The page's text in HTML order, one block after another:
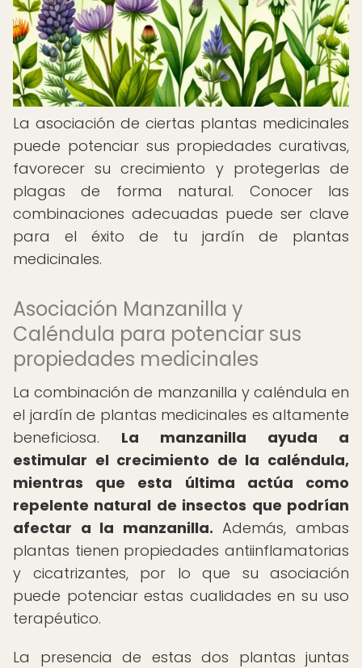
La asociación de ciertas plantas medicinales
puede potenciar sus propiedades curativas,
favorecer su crecimiento y protegerlas de
plagas de forma natural. Conocer las
combinaciones adecuadas puede ser clave
para el éxito de tu jardín de plantas
medicinales.
Asociación Manzanilla y
Caléndula para potenciar sus
propiedades medicinales
La combinación de manzanilla y caléndula en
el jardín de plantas medicinales es altamente
beneficiosa. La manzanilla ayuda a
estimular el crecimiento de la caléndula,
mientras que esta última actúa como
repelente natural de insectos que podrían
afectar a la manzanilla. Además, ambas
plantas tienen propiedades antiinflamatorias
y cicatrizantes, por lo que su asociación
puede potenciar estas cualidades en su uso
terapéutico.
La presencia de estas dos plantas juntas